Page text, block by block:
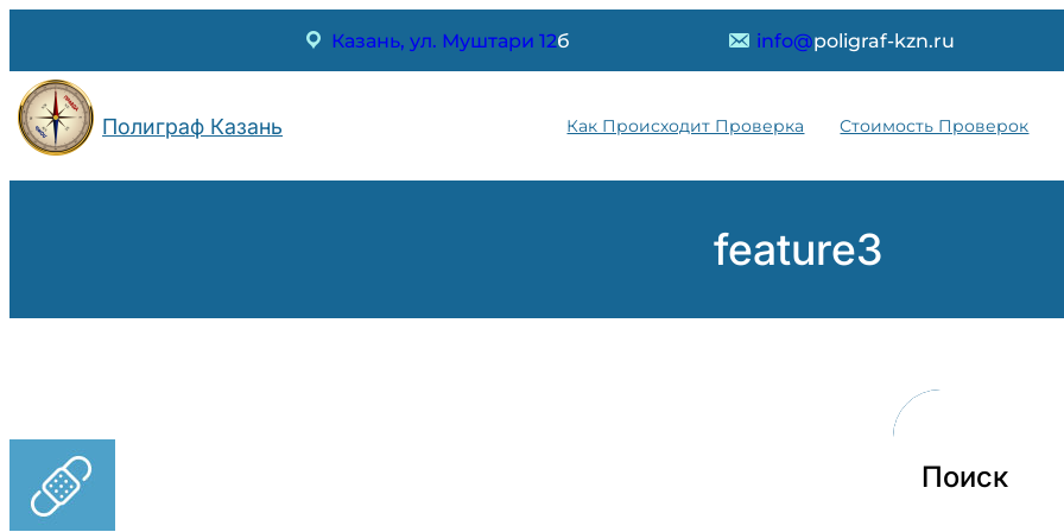
Казань, ул. Муштари 12б info@poligraf-kzn.ru
Полиграф Казань Как Происходит Проверка Стоимость Проверок
feature3
Поиск